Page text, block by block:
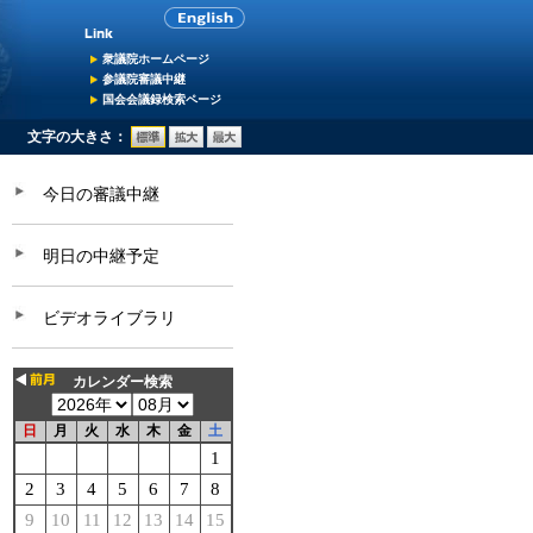
衆議院ホームページ
参議院審議中継
国会会議録検索ページ
文字の大きさ：
今日の審議中継
明日の中継予定
ビデオライブラリ
カレンダー検索
日 月 火 水 木 金 土
1
2
3 4 5 6 7
8
9
10 11 12 13 14
15